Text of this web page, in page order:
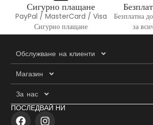
Сигурно плащане
PayPal / MasterCard / Visa
Сигурно плащане
Безплатна
за
Обслужване на клиенти
Магазин
За нас
ПОСЛЕДВАЙ НИ